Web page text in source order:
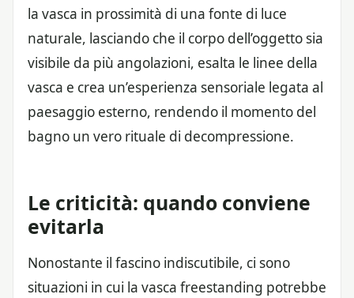
la vasca in prossimità di una fonte di luce
naturale, lasciando che il corpo dell’oggetto sia
visibile da più angolazioni, esalta le linee della
vasca e crea un’esperienza sensoriale legata al
paesaggio esterno, rendendo il momento del
bagno un vero rituale di decompressione.
Le criticità: quando conviene
evitarla
Nonostante il fascino indiscutibile, ci sono
situazioni in cui la vasca freestanding potrebbe